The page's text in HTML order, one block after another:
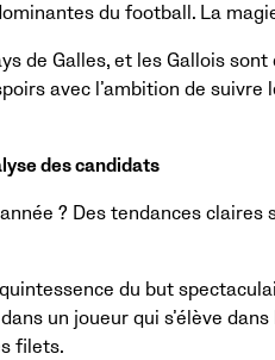
du football. La
de Galles, et les Gallois
avec l’ambition de suivre
des candidats
? Des tendances claires
du but
un joueur qui s’élève
filets.